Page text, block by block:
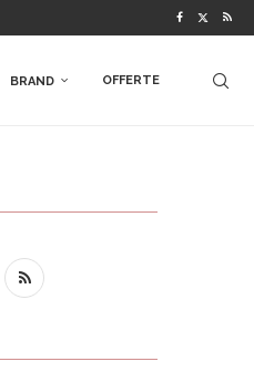
BRAND OFFERTE